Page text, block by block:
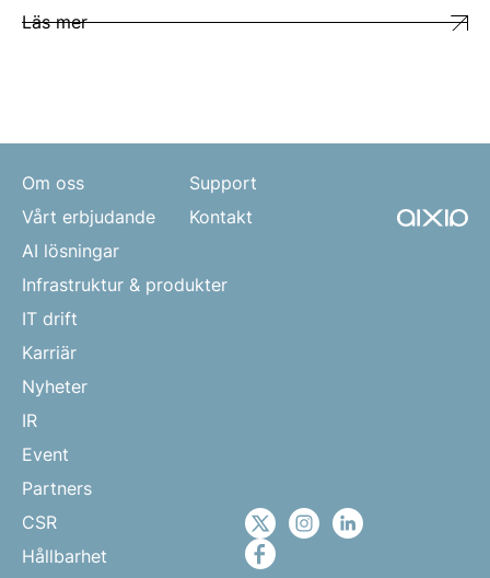
Läs mer
Om oss
Vårt erbjudande
AI lösningar
Infrastruktur & produkter
IT drift
Karriär
Nyheter
IR
Event
Partners
CSR
Hållbarhet
Support
Kontakt